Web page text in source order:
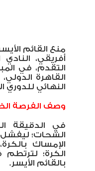
منع القائم
أفريقي،
التقدم، في
القاهرة
النهائي للدوري
وصف الفرصة
الشحات؛
الإمساك
الكرة؛
بالقائم الأيسر.